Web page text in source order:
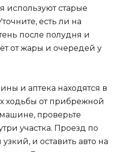
используют старые
есть ли на
после полудня и
от жары и очередей у
и аптека находятся в
ходьбы от прибрежной
проверьте
участка. Проезд по
и оставить авто на